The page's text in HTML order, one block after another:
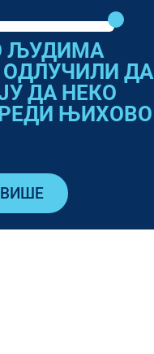
ЉУДИМА
ОДЛУЧИЛИ ДА
ДА НЕКО
ЊИХОВО